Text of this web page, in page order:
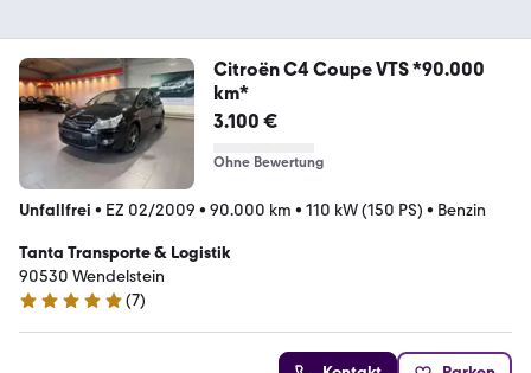
Citroën C4 Coupe VTS *90.000
km*
3.100 €
Ohne Bewertung
Unfallfrei • EZ 02/2009 • 90.000 km • 110 kW (150 PS) • Benzin
Tanta Transporte & Logistik
90530 Wendelstein
4.8 Sterne
(7)